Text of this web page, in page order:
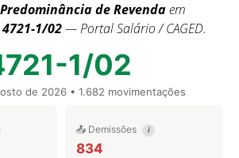
de Revendaem
4721-1/02— Portal Salário / CAGED.
1/02
de 2026 • 1.682 movimentações
📤 Demissões i
834